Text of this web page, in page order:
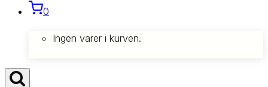
0
Ingen varer i kurven.